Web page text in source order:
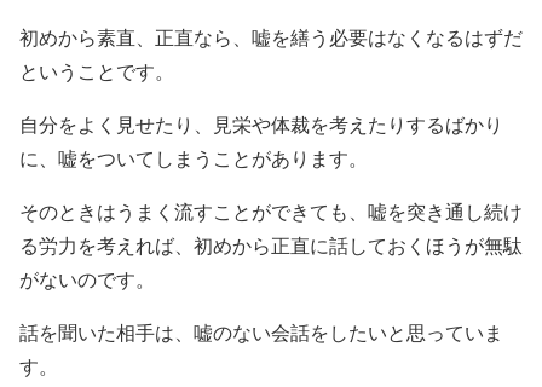
初めから素直、正直なら、嘘を繕う必要はなくなるはずだ
ということです。
自分をよく見せたり、見栄や体裁を考えたりするばかり
に、嘘をついてしまうことがあります。
そのときはうまく流すことができても、嘘を突き通し続け
る労力を考えれば、初めから正直に話しておくほうが無駄
がないのです。
話を聞いた相手は、嘘のない会話をしたいと思っていま
す。